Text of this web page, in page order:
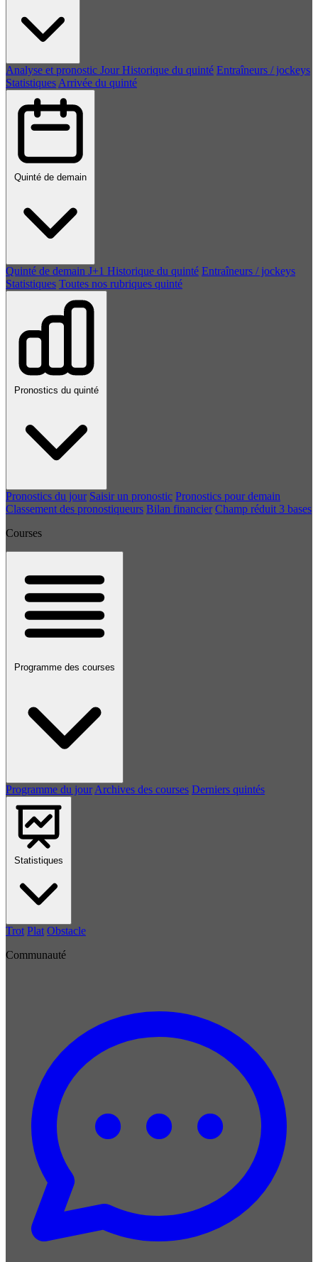
Analyse et pronostic Jour Historique du quinté Entraîneurs / jockeys
Statistiques Arrivée du quinté
Quinté de demain
Quinté de demain J+1 Historique du quinté Entraîneurs / jockeys
Statistiques Toutes nos rubriques quinté
Pronostics du quinté
Pronostics du jour Saisir un pronostic Pronostics pour demain
Classement des pronostiqueurs Bilan financier Champ réduit 3 bases
Courses
Programme des courses
Programme du jour Archives des courses Derniers quintés
Statistiques
Trot Plat Obstacle
Communauté